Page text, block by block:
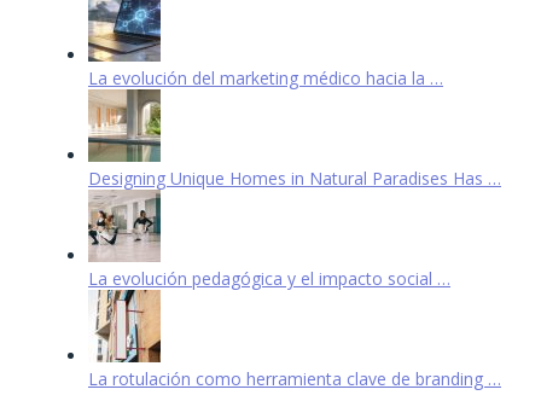
La evolución del marketing médico hacia la …
Designing Unique Homes in Natural Paradises Has …
La evolución pedagógica y el impacto social …
La rotulación como herramienta clave de branding …